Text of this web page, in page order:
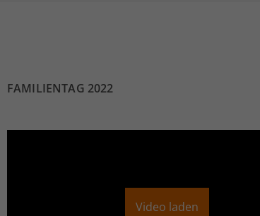
FAMILIENTAG 2022
Video laden